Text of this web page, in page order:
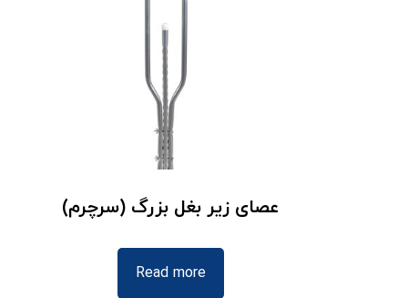
عصای زیر بغل بزرگ (سرچرم)
Read more